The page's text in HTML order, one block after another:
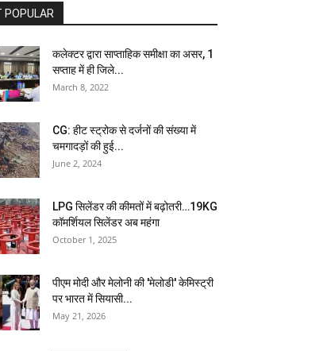
POPULAR
कलेक्टर द्वारा साप्ताहिक समीक्षा का असर, 1
सप्ताह में ही जिले...
March 8, 2022
CG: हीट स्ट्रोक से दर्जनों की संख्या में
चमगादड़ों की हुई...
June 2, 2024
LPG सिलेंडर की कीमतों में बढ़ोतरी…19KG
कॉमर्शियल सिलेंडर अब महंगा
October 1, 2025
पीएम मोदी और मेलोनी की 'मेलोडी' केमिस्ट्री
पर भारत में सियासी...
May 21, 2026